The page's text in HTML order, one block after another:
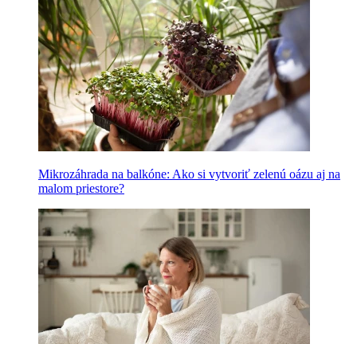
Mikrozáhrada na balkóne: Ako si vytvoriť zelenú oázu aj na
malom priestore?